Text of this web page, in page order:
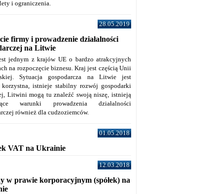
i ograniczenia.
28.05.2019
firmy i prowadzenie działalności
na Litwie
jednym z krajów UE o bardzo atrakcyjnych
na rozpoczęcie biznesu. Kraj jest częścią Unii
Sytuacja gospodarcza na Litwie jest
istnieje stabilny rozwój gospodarki
Litwini mogą tu znaleźć swoją niszę, istnieją
warunki prowadzenia działalności
również dla cudzoziemców.
01.05.2018
VAT na Ukrainie
12.03.2018
w prawie korporacyjnym (spółek) na